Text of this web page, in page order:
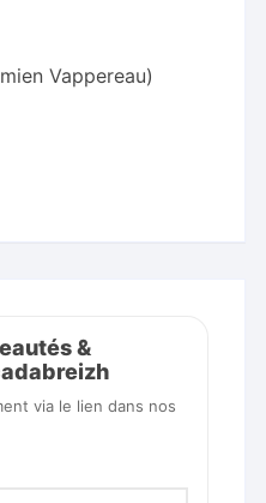
Vappereau)
&
via le lien dans nos